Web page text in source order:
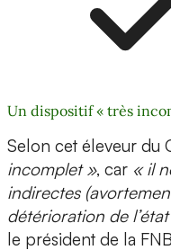
Un dispositif « très
Selon cet éleveur du
incomplet », car « il
indirectes
détérioration de
le président de la